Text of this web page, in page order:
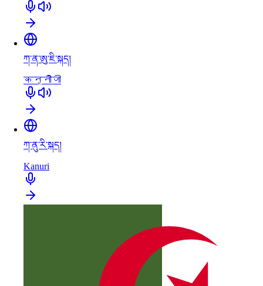
ཀ་ན་ཨུ་ཇི་སྐད།
कन्नौजी
ཀ་ནུ་རི་སྐད།
Kanuri